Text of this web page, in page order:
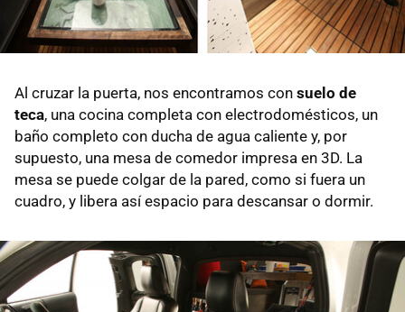
Al cruzar la puerta, nos encontramos con suelo de
teca, una cocina completa con electrodomésticos, un
baño completo con ducha de agua caliente y, por
supuesto, una mesa de comedor impresa en 3D. La
mesa se puede colgar de la pared, como si fuera un
cuadro, y libera así espacio para descansar o dormir.